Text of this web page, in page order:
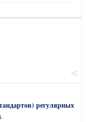
регулярных
.